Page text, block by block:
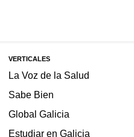
VERTICALES
La Voz de la Salud
Sabe Bien
Global Galicia
Estudiar en Galicia